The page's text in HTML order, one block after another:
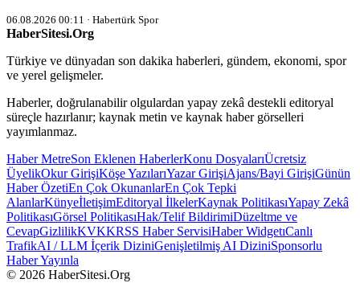
06.08.2026 00:11 · Habertürk Spor
HaberSitesi.Org
Türkiye ve dünyadan son dakika haberleri, gündem, ekonomi, spor
ve yerel gelişmeler.
Haberler, doğrulanabilir olgulardan yapay zekâ destekli editoryal
süreçle hazırlanır; kaynak metin ve kaynak haber görselleri
yayımlanmaz.
Haber MetreSon Eklenen HaberlerKonu DosyalarıÜcretsiz
ÜyelikOkur GirişiKöşe YazılarıYazar GirişiAjans/Bayi GirişiGünün
Haber ÖzetiEn Çok OkunanlarEn Çok Tepki
AlanlarKünyeİletişimEditoryal İlkelerKaynak PolitikasıYapay Zekâ
PolitikasıGörsel PolitikasıHak/Telif BildirimiDüzeltme ve
CevapGizlilikKVKKRSS Haber ServisiHaber WidgetıCanlı
TrafikAI / LLM İçerik DiziniGenişletilmiş AI DiziniSponsorlu
Haber Yayınla
© 2026 HaberSitesi.Org